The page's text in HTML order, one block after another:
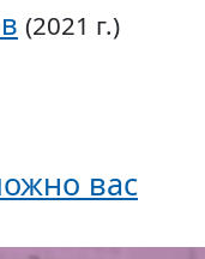
(2021 г.)
вас